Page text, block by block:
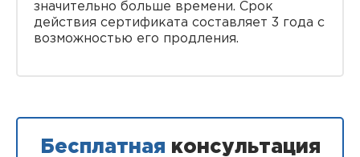
значительно больше времени. Срок
действия сертификата составляет 3 года с
возможностью его продления.
Бесплатная консультация